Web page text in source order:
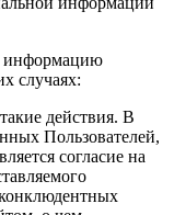
информацию
случаях:
действия. В
Пользователей,
согласие на